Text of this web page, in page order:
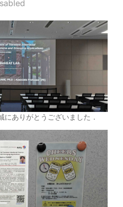
ありがとうございました．